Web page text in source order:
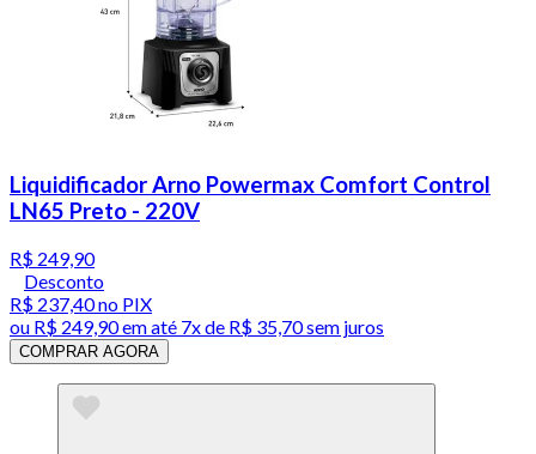
Liquidificador Arno Powermax Comfort Control
LN65 Preto - 220V
R$ 249,90
Desconto
R$ 237,40no PIX
ou R$ 249,90em até 7x de R$ 35,70 sem juros
COMPRAR AGORA